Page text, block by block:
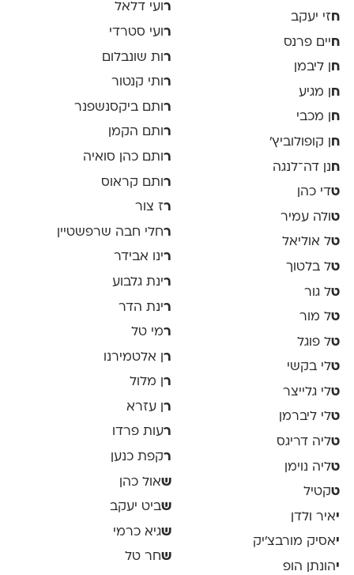
חזי יעקב
חיים פרנס
ח
ן ליבמן
ח
ן מגיע
ח ן מכבי
ח
ן קופולוביץ'
חנן דה־לנגה
טדי כהן
טולה עמיר
טל אוליאל
טל בלטוך
טל גור
טל מור
טל פוגל
טלי בקשי
טלי גלייצר
טלי ליברמן
טליה דריגס
טליה נוימן
טקטיל
יאיר ולדן
יאסיק מורבצ'יק
יהונתן הופ
רועי דלאל
ר ועי סטרדי
רות שונבלום
ר ותי קנטור
ר ותם ביקסנשפנר
רותם הקמן
ר ותם כהן סואיה
רותם קראוס
רז צור
רחלי חבה שרפשטיין
רינו אבידר
רינת גלבוע
רינת הדר
רמי טל
ר ן אלטמירנו
ר ן מלול
ר ן עזרא
רעות פרדו
רקפת כנען
שאול כהן
שביט יעקב
שגיא כרמי
שחר טל